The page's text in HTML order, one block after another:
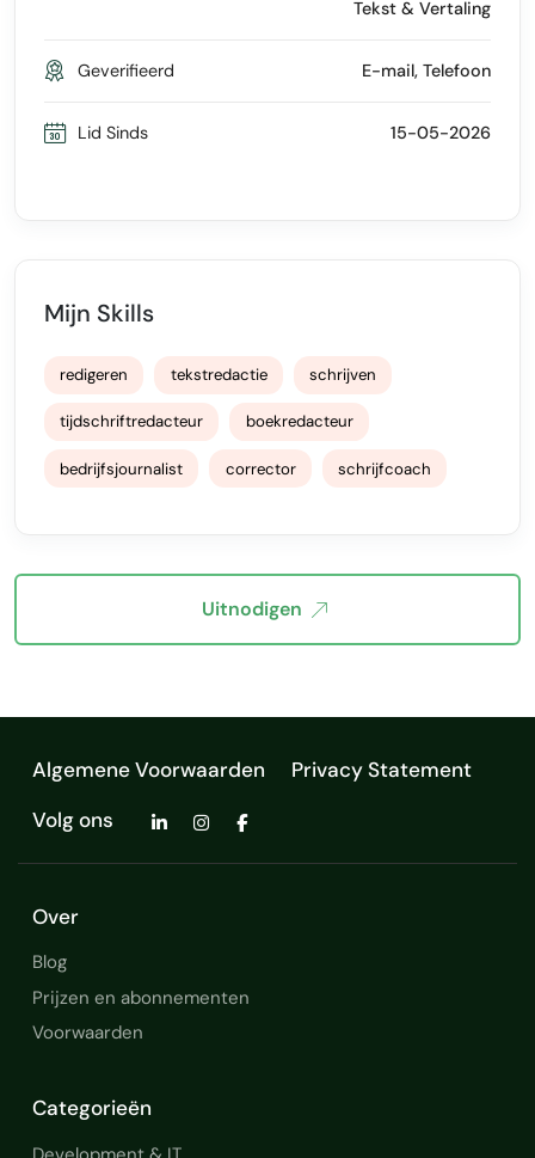
Tekst & Vertaling
Geverifieerd E-mail, Telefoon
Lid Sinds 15-05-2026
Mijn Skills
redigeren tekstredactie schrijven
tijdschriftredacteur boekredacteur
bedrijfsjournalist corrector schrijfcoach
Uitnodigen
Algemene Voorwaarden
Privacy Statement
Volg ons
Over
Blog
Prijzen en abonnementen
Voorwaarden
Categorieën